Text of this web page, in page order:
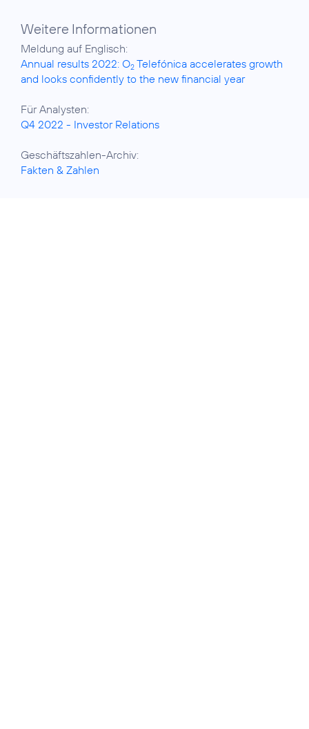
Weitere Informationen
Annual results 2022: O2 Telefónica accelerates growth
and looks confidently to the new financial year
Q4 2022 - Investor Relations
Fakten & Zahlen